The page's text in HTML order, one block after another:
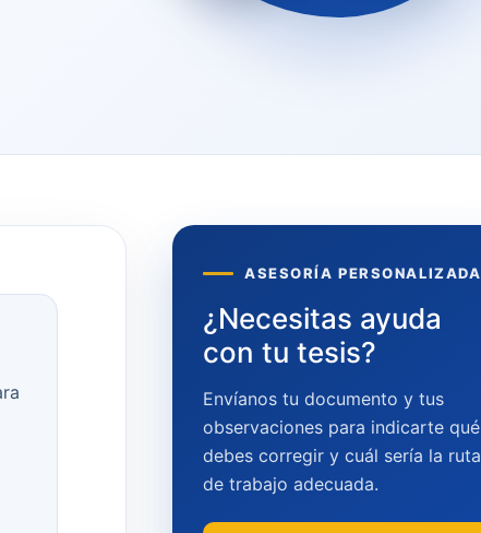
ASESORÍA PERSONALIZADA
¿Necesitas ayuda
con tu tesis?
Envíanos tu documento y tus
observaciones para indicarte qué
debes corregir y cuál sería la ruta
de trabajo adecuada.